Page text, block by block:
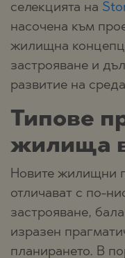
селекцията на
насочена към
жилищна
застрояване и
развитие на
Типове
жилища
Новите жилищни
отличават с по-
застрояване,
изразен
планирането. В